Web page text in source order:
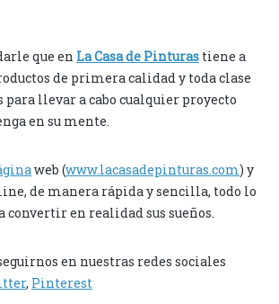
que en La Casa de Pinturas tiene a
de primera calidad y toda clase
llevar a cabo cualquier proyecto
en su mente.
web (www.lacasadepinturas.com) y
de manera rápida y sencilla, todo lo
convertir en realidad sus sueños.
en nuestras redes sociales
, Pinterest